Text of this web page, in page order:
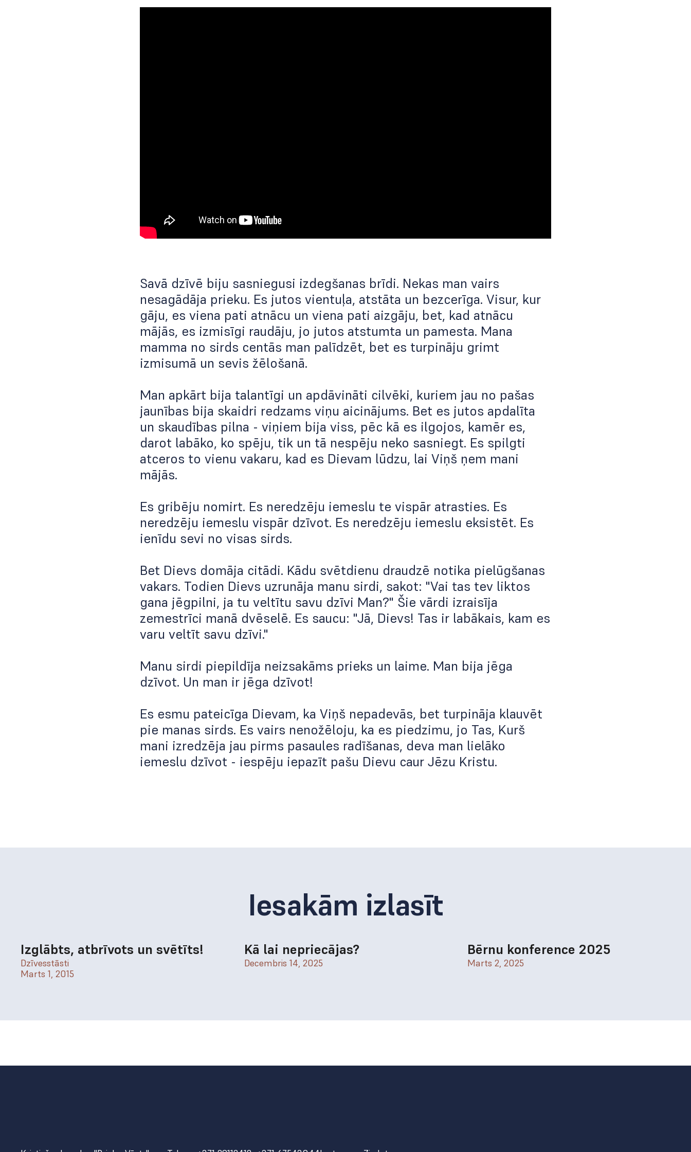
Savā dzīvē biju sasniegusi izdegšanas brīdi. Nekas man vairs
nesagādāja prieku. Es jutos vientuļa, atstāta un bezcerīga. Visur, kur
gāju, es viena pati atnācu un viena pati aizgāju, bet, kad atnācu
mājās, es izmisīgi raudāju, jo jutos atstumta un pamesta. Mana
mamma no sirds centās man palīdzēt, bet es turpināju grimt
izmisumā un sevis žēlošanā.
Man apkārt bija talantīgi un apdāvināti cilvēki, kuriem jau no pašas
jaunības bija skaidri redzams viņu aicinājums. Bet es jutos apdalīta
un skaudības pilna - viņiem bija viss, pēc kā es ilgojos, kamēr es,
darot labāko, ko spēju, tik un tā nespēju neko sasniegt. Es spilgti
atceros to vienu vakaru, kad es Dievam lūdzu, lai Viņš ņem mani
mājās.
Es gribēju nomirt. Es neredzēju iemeslu te vispār atrasties. Es
neredzēju iemeslu vispār dzīvot. Es neredzēju iemeslu eksistēt. Es
ienīdu sevi no visas sirds.
Bet Dievs domāja citādi. Kādu svētdienu draudzē notika pielūgšanas
vakars. Todien Dievs uzrunāja manu sirdi, sakot: "Vai tas tev liktos
gana jēgpilni, ja tu veltītu savu dzīvi Man?" Šie vārdi izraisīja
zemestrīci manā dvēselē. Es saucu: "Jā, Dievs! Tas ir labākais, kam es
varu veltīt savu dzīvi."
Manu sirdi piepildīja neizsakāms prieks un laime. Man bija jēga
dzīvot. Un man ir jēga dzīvot!
Es esmu pateicīga Dievam, ka Viņš nepadevās, bet turpināja klauvēt
pie manas sirds. Es vairs nenožēloju, ka es piedzimu, jo Tas, Kurš
mani izredzēja jau pirms pasaules radīšanas, deva man lielāko
iemeslu dzīvot - iespēju iepazīt pašu Dievu caur Jēzu Kristu.
Iesakām izlasīt
Izglābts, atbrīvots un svētīts!
Dzīvesstāsti
Marts 1, 2015
Kā lai nepriecājas?
Decembris 14, 2025
Bērnu konference 2025
Marts 2, 2025